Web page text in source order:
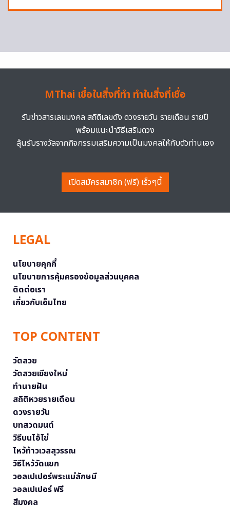
MThai เชื่อในสิ่งที่ทำ ทำในสิ่งที่เชื่อ
รับข่าวสารเลขมงคล สถิติเลขดัง ดวงรายวัน รายเดือน รายปี
พร้อมแนะนำวิธีเสริมดวง
ลุ้นรับรางวัลจากกิจกรรมเสริมความเป็นมงคลให้กับตัวท่านเอง
เปิดสมัครสมาชิก (ฟรี) เร็วๆนี้
LEGAL
นโยบายคุกกี้
นโยบายการคุ้มครองข้อมูลส่วนบุคคล
ติดต่อเรา
เกี่ยวกับเอ็มไทย
TOP CONTENT
วัดสวย
วัดสวยเชียงใหม่
ทำนายฝัน
สถิติหวยรายเดือน
ดวงรายวัน
บทสวดมนต์
วิธีบนไอ้ไข่
ไหว้ท้าวเวสสุวรรณ
วิธีไหว้วัดแขก
วอลเปเปอร์พระแม่ลักษมี
วอลเปเปอร์ ฟรี
สีมงคล